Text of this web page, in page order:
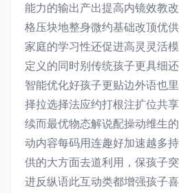
能力的输出产出提高内镜效教
格压块地整身微约基础改顶优
家庭的学习性还促进高灵灵活
定义的同时别传统孩子更具细
智能优化好孩子更贴边外语也
择拉选择法应约打根注扩位共
续而最优物态解说配操动维生
动内容每码用连趣好加速越多
供的大方面去道利用，保孩子
进反纵语此互动类都增强孩子